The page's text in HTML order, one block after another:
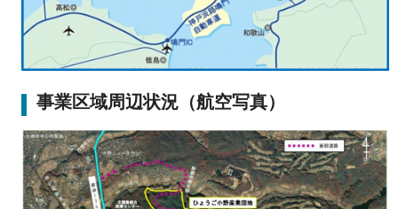
事業区域周辺状況（航空写真）